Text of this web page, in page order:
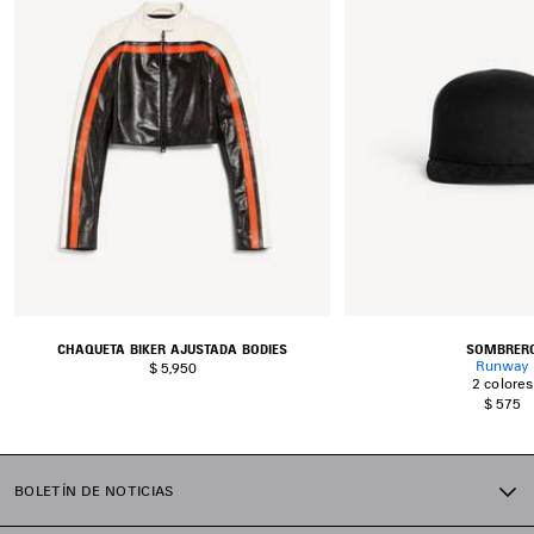
CHAQUETA BIKER AJUSTADA BODIES
$ 5,950
Runway
2 colores
$ 575
BOLETÍN DE NOTICIAS